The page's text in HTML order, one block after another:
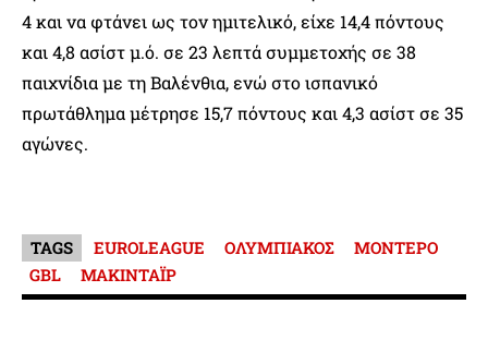
4 και να φτάνει ως τον ημιτελικό, είχε 14,4 πόντους
και 4,8 ασίστ μ.ό. σε 23 λεπτά συμμετοχής σε 38
παιχνίδια με τη Βαλένθια, ενώ στο ισπανικό
πρωτάθλημα μέτρησε 15,7 πόντους και 4,3 ασίστ σε 35
αγώνες.
TAGS EUROLEAGUE ΟΛΥΜΠΙΑΚΟΣ
ΜΟΝΤΕΡΟ
GBL
ΜΑΚΙΝΤΑΪΡ